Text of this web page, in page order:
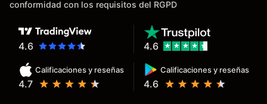
hecho de operar en un mercado
determinado, debido a los
spread y al volumen existente.
Mientras más activo seas, más
dinero te reembolsa. Muchas
conformidad con los requisitos del RGPD
4.6
Calificaciones y reseñas
4.7
Calificaciones y reseñas
4.6
4.6